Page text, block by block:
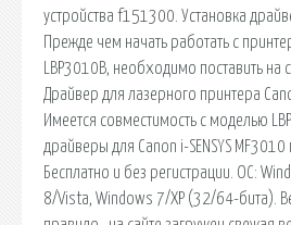
устройства f151300. Установка
Прежде чем начать работать с
LBP3010B, необходимо поставить на
Драйвер для лазерного принтера
Имеется совместимость с моделью
драйверы для Canon i-SENSYS
Бесплатно и без регистрации. ОС:
8/Vista, Windows 7/XP (32/64-бита).